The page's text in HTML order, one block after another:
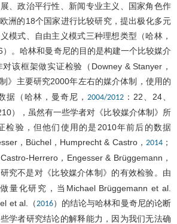
、政治平行性、新闻专业主义、国家角色作
洲的18个国家进行比较研究，提出极化多元
模式、自由主义模式三种理想类型（哈林，
）。哈林和曼奇尼的目的是构建一个比较媒介
该框架做实证检验（Downey & Stanyer，
》主要研究2000年左右的媒介体制，使用的
据（哈林，曼奇尼， 2004/2012 ：22、24、
），虽然有一些学者对《比较媒介体制》所
检验，但他们使用的是2010年前后的数据
，Büchel，Humprecht & Castro， 2014 ；
Herrero，Engesser & Brüggemann，
究不是对《比较媒介体制》的有效检验。由
量化研究，当Michael Brüggemann et al.
et al.（2016）的结论与哈林和曼奇尼的论断
学者研究结论的解释能力，因为我们无法确